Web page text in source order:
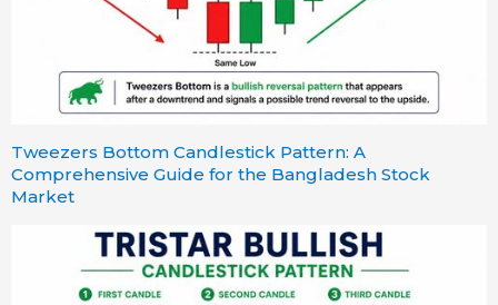
Tweezers Bottom Candlestick Pattern: A
Comprehensive Guide for the Bangladesh Stock
Market